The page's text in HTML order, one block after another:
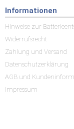
Informationen
Hinweise zur
Widerrufsrecht
Zahlung und Versand
Datenschutzerklärung
AGB und
Impressum